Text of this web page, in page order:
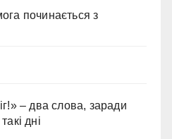
починається з
– два слова, заради
дні